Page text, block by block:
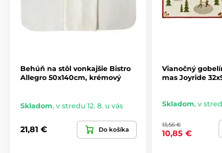
Behúň na stôl vonkajšie Bistro
Allegro 50x140cm, krémový
Skladom, v stredu 12. 8. u vás
21,81 € Do košíka
Vianočný
mas Joyride
Skladom, v
13,56 €
10,85 €